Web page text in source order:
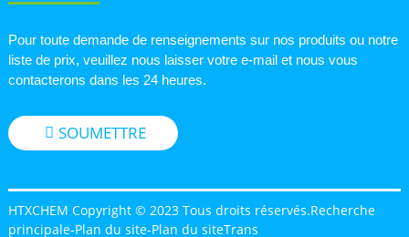
Pour toute demande de renseignements sur nos produits ou notre
liste de prix, veuillez nous laisser votre e-mail et nous vous
contacterons dans les 24 heures.
SOUMETTRE
HTXCHEM Copyright © 2023 Tous droits réservés.Recherche
principale-Plan du site-Plan du siteTrans